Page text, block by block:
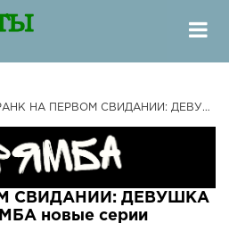
НА ПЕРВОМ СВИДАНИИ: ДЕВУШКА В ШОКЕ 💔 / БОРЯМБА
СВИДАНИИ: ДЕВУШКА
новые серии